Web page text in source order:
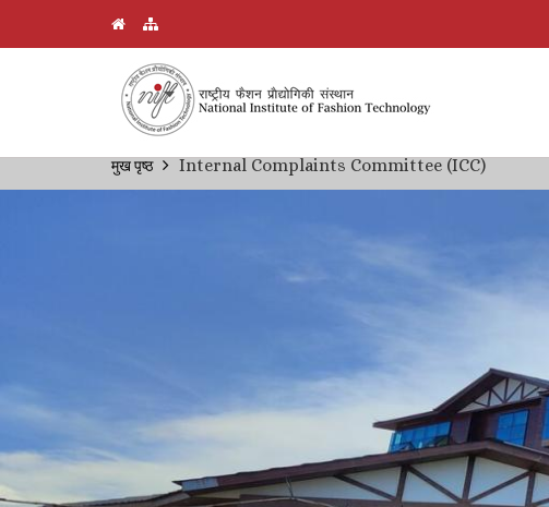
Skip
Breadcrumb
मुख पृष्ठ Internal Complaints Committee (ICC)